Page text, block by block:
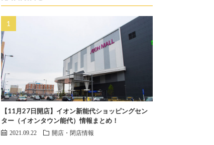
【11月27日開店】イオン新能代ショッピングセン
ター（イオンタウン能代）情報まとめ！
2021.09.22 開店・閉店情報